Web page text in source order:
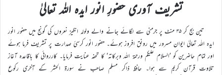
تشریف آوری حضورِ انور ایدہ اللہ تعالیٰ
تین بج کر ۳۵ منٹ پر جرمنی سے لگائے جانے والے ولولہ انگیز نعروں کی گونج میں حضور انور
ایدہ اللہ تعالیٰ ایوان مسرور میں رونق افروز ہوئے۔ حضور انور کرسیٔ صدارت پر تشریف فرما ہوئے
اور تمام حاضرین کو ’السلام علیکم ورحمۃ اللہ وبرکاتہ‘ کا تحفہ عنایت فرمایا۔ کارروائی کا باقاعدہ آغاز
تلاوت قرآن کریم سے ہوا۔ حافظ ذاکر مسلم صاحب نے سورۃ الحشر کے آخری رکوع